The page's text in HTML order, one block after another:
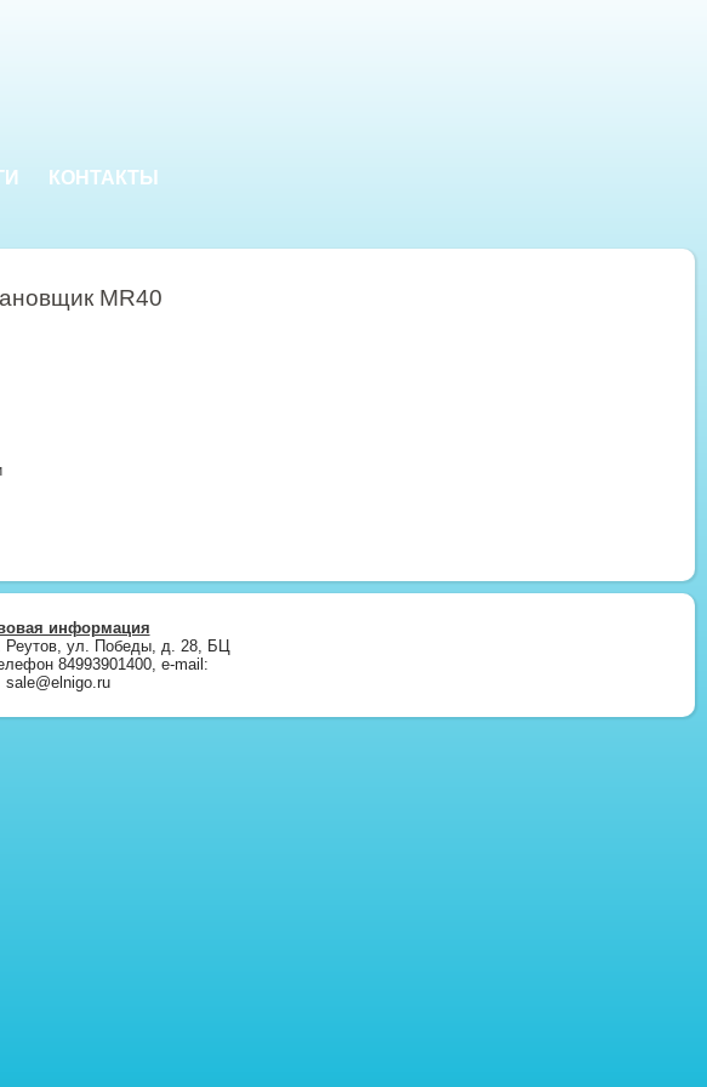
КОНТАКТЫ
MR40
информация
Реутов, ул. Победы, д. 28, БЦ
84993901400, e-mail:
sale@elnigo.ru